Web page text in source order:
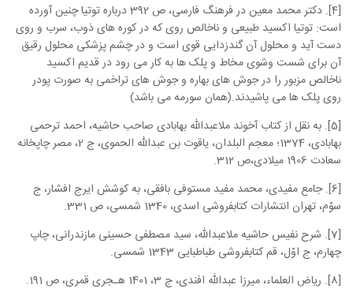
[4]. دکتر محمد معین در فرهنگ فارسی، ص 392 درباره توتیا چنین آورده
است: توتیا اکسید طبیعی و ناخالص روی که در کوره های ذوب، سرب و روی
دست آید و محلول آن گندزدایی قوی است و در چشم پزشکی محلول رقیق
آن برای شست وشوی مخاط و پلک ها به کار می رود در قدیم اکسید
ناخالص مزبور را در جوش های بهاره و جوش های تراخمی به صورت پودر
روی پلک ها می پاشیدند.(همان سورمه می باشد)
[5]. به نقل از کتاب آخوند ملاعبدالله بهابادی صاحب حاشیه، احمد ترحمی
بهابادی، 1374؛ معجم البلدان، یاقوت بن عبدالله الحموی، ج 2، مصر چاپخانه
سعادت 1906 میلادی،ص 312.
[6]. جامع مفیدی، محمد مفید مستوفی بافقی، به کوشش ایرج افشار، ج
سوّم، تهران انتشارات کتابفروشی اسدی، 1340 شمسی، ص 331.
[7]. شرح نفیس حاشیه ملاعبدالله، سید مصطفی حسینی مازندرانی، چاپ
چهارم، ج اوّل، قم کتابفروشی طباطبایی 1343 شمسی.
[8]. ریاض العلماء، میرزا عبدالله افندی، ج 3، 1401 هـجری قمری، ص 191.